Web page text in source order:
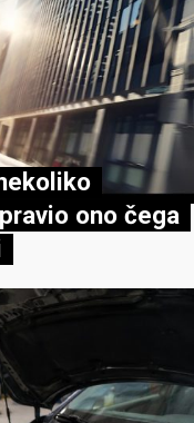
ono čega